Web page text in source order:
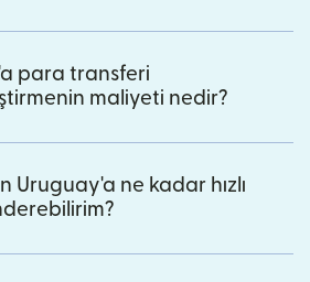
para transferi
maliyeti nedir?
Uruguay'a ne kadar hızlı